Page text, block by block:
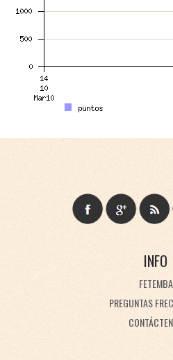
INFO
FETEMBA
PREGUNTAS